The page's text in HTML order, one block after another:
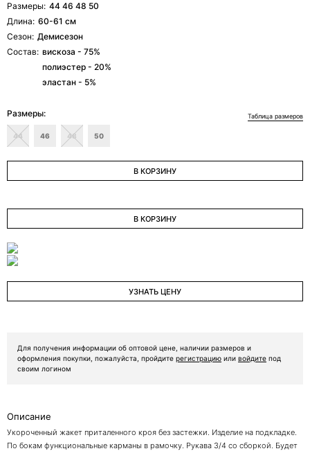
Размеры: 44 46 48 50
Длина: 60-61 см
Сезон: Демисезон
Состав: вискоза - 75%
полиэстер - 20%
эластан - 5%
Размеры:
44 46 48 50
В КОРЗИНУ
Таблица размеров
В КОРЗИНУ
УЗНАТЬ ЦЕНУ
Для получения информации об оптовой цене, наличии размеров и
оформления покупки, пожалуйста, пройдите регистрацию или войдите под
своим логином
Описание
Укороченный жакет приталенного кроя без застежки. Изделие на подкладке.
По бокам функциональные карманы в рамочку. Рукава 3/4 со сборкой. Будет